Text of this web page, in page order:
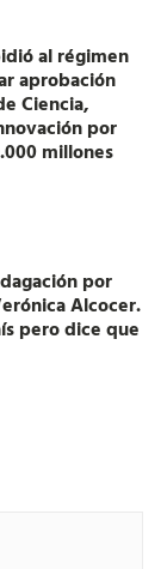
al régimen
aprobación
Ciencia,
por
millones
por
Alcocer.
pero dice que